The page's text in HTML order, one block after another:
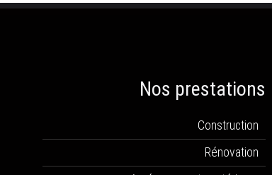
Nos prestations
Construction
Rénovation